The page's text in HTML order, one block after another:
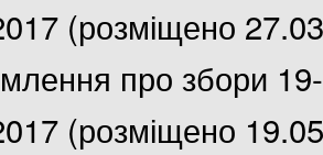
(розміщено
про збори
(розміщено